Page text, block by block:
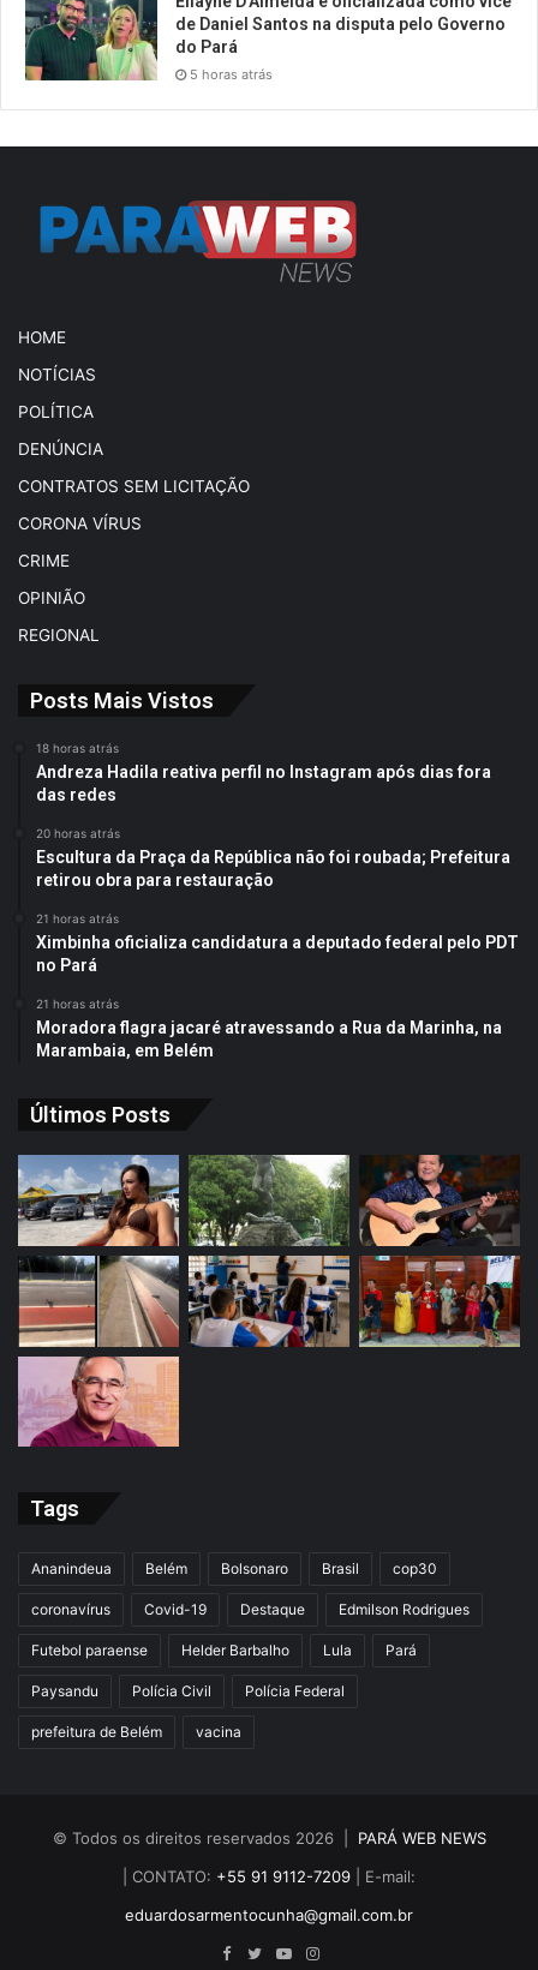
de Daniel Santos na disputa pelo Governo
do Pará
5 horas atrás
HOME
NOTÍCIAS
POLÍTICA
DENÚNCIA
CONTRATOS SEM LICITAÇÃO
CORONA VÍRUS
CRIME
OPINIÃO
REGIONAL
Posts Mais Vistos
18 horas atrás
Andreza Hadila reativa perfil no Instagram após dias fora
das redes
20 horas atrás
Escultura da Praça da República não foi roubada; Prefeitura
retirou obra para restauração
21 horas atrás
Ximbinha oficializa candidatura a deputado federal pelo PDT
no Pará
21 horas atrás
Moradora flagra jacaré atravessando a Rua da Marinha, na
Marambaia, em Belém
Últimos Posts
Tags
Ananindeua Belém Bolsonaro Brasil cop30
coronavírus Covid-19 Destaque Edmilson Rodrigues
Futebol paraense Helder Barbalho Lula Pará
Paysandu Polícia Civil Polícia Federal
prefeitura de Belém vacina
© Todos os direitos reservados 2026 | PARÁ WEB NEWS
| CONTATO: +55 91 9112-7209 | E-mail:
eduardosarmentocunha@gmail.com.br
Facebook
TwitterYouTubeInstagram